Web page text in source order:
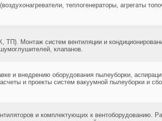
теплогенераторы, агрегаты
Монтаж систем вентиляции и
клапанов.
и внедрению оборудования пылеуборки,
и проекты систем вакуумной пылеуборки и
и комплектующих к вентоборудованию.